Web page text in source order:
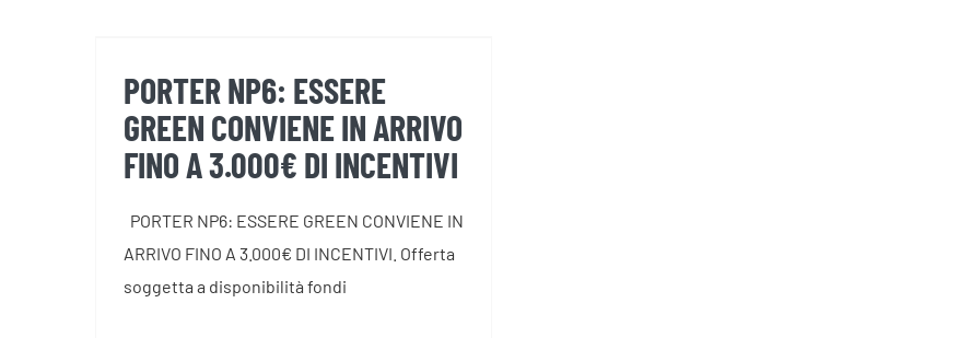
3.000€ DI INCENTIVI
PORTER NP6: ESSERE
GREEN CONVIENE IN ARRIVO
FINO A 3.000€ DI INCENTIVI
PORTER NP6: ESSERE GREEN CONVIENE IN
ARRIVO FINO A 3.000€ DI INCENTIVI. Offerta
soggetta a disponibilità fondi